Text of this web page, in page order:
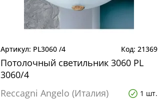
PL3060 /4 21369
Потолочный светильник 3060 PL
3060/4
Reccagni Angelo (Италия)
1 шт.